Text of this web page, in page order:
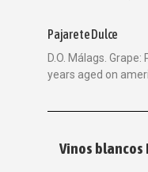
Pajarete Dulce
D.O. Málags.
years aged on
Vinos blancos